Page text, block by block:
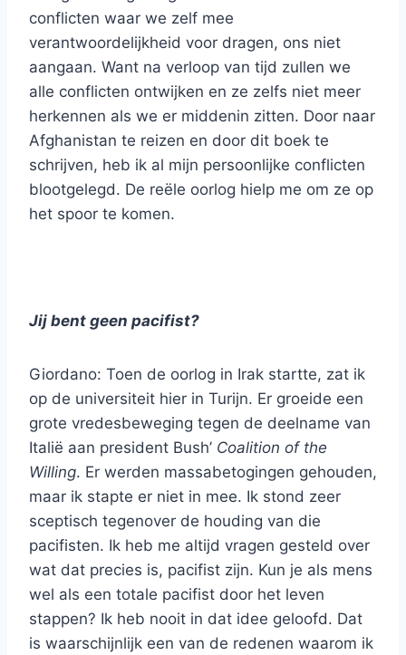
conflicten waar we zelf mee
verantwoordelijkheid voor dragen, ons niet
aangaan. Want na verloop van tijd zullen we
alle conflicten ontwijken en ze zelfs niet meer
herkennen als we er middenin zitten. Door naar
Afghanistan te reizen en door dit boek te
schrijven, heb ik al mijn persoonlijke conflicten
blootgelegd. De reële oorlog hielp me om ze op
het spoor te komen.
Jij bent geen pacifist?
Giordano: Toen de oorlog in Irak startte, zat ik
op de universiteit hier in Turijn. Er groeide een
grote vredesbeweging tegen de deelname van
Italië aan president Bush’ Coalition of the
Willing. Er werden massabetogingen gehouden,
maar ik stapte er niet in mee. Ik stond zeer
sceptisch tegenover de houding van die
pacifisten. Ik heb me altijd vragen gesteld over
wat dat precies is, pacifist zijn. Kun je als mens
wel als een totale pacifist door het leven
stappen? Ik heb nooit in dat idee geloofd. Dat
is waarschijnlijk een van de redenen waarom ik